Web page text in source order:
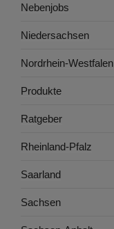
Nebenjobs
Niedersachsen
Nordrhein-Westfalen
Produkte
Ratgeber
Rheinland-Pfalz
Saarland
Sachsen